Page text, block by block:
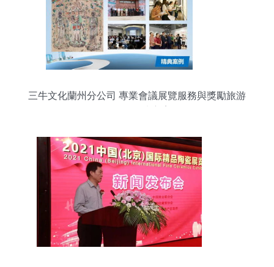
三牛文化蘭州分公司 專業會議展覽服務與獎勵旅游